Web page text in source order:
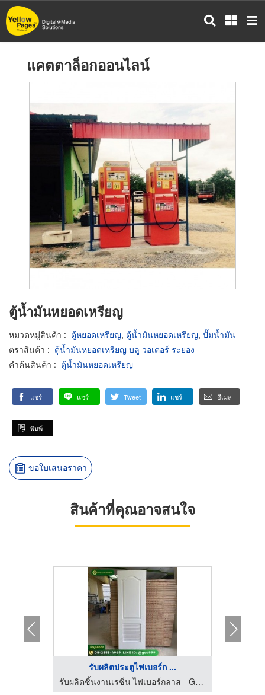
ข้าม
ไป
แคตตาล็อกออนไลน์
ตู้น้ำมันหยอดเหรียญ
หมวดหมู่สินค้า : ตู้หยอดเหรียญ, ตู้น้ำมันหยอดเหรียญ, ปั๊มน้ำมัน
ตราสินค้า : ตู้น้ำมันหยอดเหรียญ บลู วอเตอร์ ระยอง
คำค้นสินค้า : ตู้น้ำมันหยอดเหรียญ
แชร์ แชร์ Tweet แชร์ อีเมล
พิมพ์
ขอใบเสนอราคา
สินค้าที่คุณอาจสนใจ
รับผลิตประตูไฟเบอร์ก ...
รับผลิตชิ้นงานเรซิ่น ไฟเบอร์กลาส - GRAND SIAM UNIVERSAL